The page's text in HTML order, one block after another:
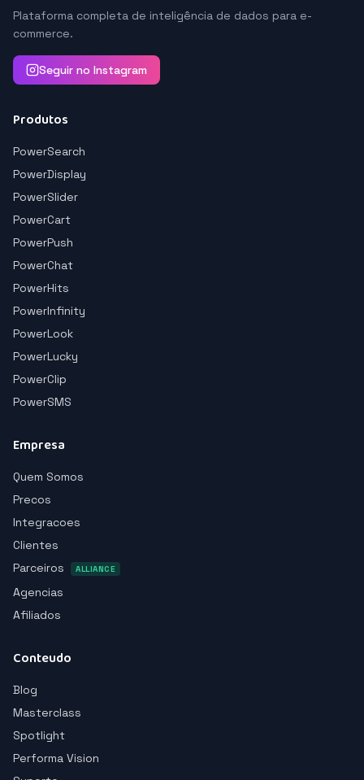
Plataforma completa de inteligência de dados para e-
commerce.
Seguir no Instagram
Produtos
PowerSearch
PowerDisplay
PowerSlider
PowerCart
PowerPush
PowerChat
PowerHits
PowerInfinity
PowerLook
PowerLucky
PowerClip
PowerSMS
Empresa
Quem Somos
Precos
Integracoes
Clientes
Parceiros
ALLIANCE
Agencias
Afiliados
Conteudo
Blog
Masterclass
Spotlight
Performa Vision